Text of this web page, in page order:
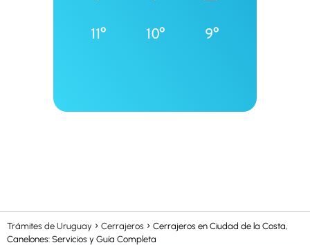
11° 10° 9°
Trámites de Uruguay Cerrajeros
Cerrajeros en Ciudad de la Costa,
Canelones: Servicios y Guía Completa